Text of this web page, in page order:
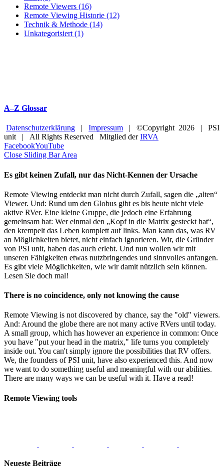
Remote Viewers (16)
Remote Viewing Historie (12)
Technik & Methode (14)
Unkategorisiert (1)
A–Z Glossar
Datenschutzerklärung | Impressum | ©Copyright 2026 | PSI
unit | All Rights Reserved Mitglied derIRVA
FacebookYouTube
Close Sliding Bar Area
Es gibt keinen Zufall, nur das Nicht-Kennen der Ursache
Remote Viewing entdeckt man nicht durch Zufall, sagen die „alten“
Viewer. Und: Rund um den Globus gibt es bis heute nicht viele
aktive RVer. Eine kleine Gruppe, die jedoch eine Erfahrung
gemeinsam hat: Wer einmal den „Kopf in die Matrix gesteckt hat“,
den krempelt das Leben komplett auf links. Man kann das, was RV
an Möglichkeiten bietet, nicht einfach ignorieren. Wir, die Gründer
von PSI unit, haben das auch erlebt. Und nun wollen wir mit
unseren Fähigkeiten etwas nutzbringendes und sinnvolles anfangen.
Es gibt viele Möglichkeiten, wie wir damit nützlich sein können.
Lesen Sie doch mal!
There is no coincidence, only not knowing the cause
Remote Viewing is not discovered by chance, say the "old" viewers.
And: Around the globe there are not many active RVers until today.
A small group, which has however an experience in common: Once
you have "put your head in the matrix," life turns you completely
inside out. You can't simply ignore the possibilities that RV offers.
We, the founders of PSI unit, have also experienced this. And now
we want to do something useful and meaningful with our abilities.
There are many ways we can be useful with it. Have a read!
Remote Viewing tools
Neueste Beiträge